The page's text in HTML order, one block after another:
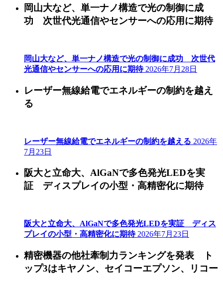
岡山大など、単一ナノ構造で光の制御に成
功 次世代光通信やセンサーへの応用に期待
岡山大など、単一ナノ構造で光の制御に成功 次世代
光通信やセンサーへの応用に期待 2026年7月28日
レーザー無線給電でエネルギーの制約を越え
る
レーザー無線給電でエネルギーの制約を越える 2026年
7月23日
阪大と立命大、AlGaNで多色発光LEDを実
証 ディスプレイの小型・高精密化に期待
阪大と立命大、AlGaNで多色発光LEDを実証 ディス
プレイの小型・高精密化に期待 2026年7月23日
精密機器の他社牽制力ランキングを発表 ト
ップ3はキヤノン、セイコーエプソン、リコー